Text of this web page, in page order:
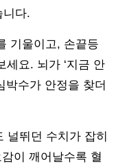
니다.
기울이고, 손끝등
세요. 뇌가 ‘지금 안
박수가 안정을 찾더
널뛰던 수치가 잡히
이 깨어날수록 혈